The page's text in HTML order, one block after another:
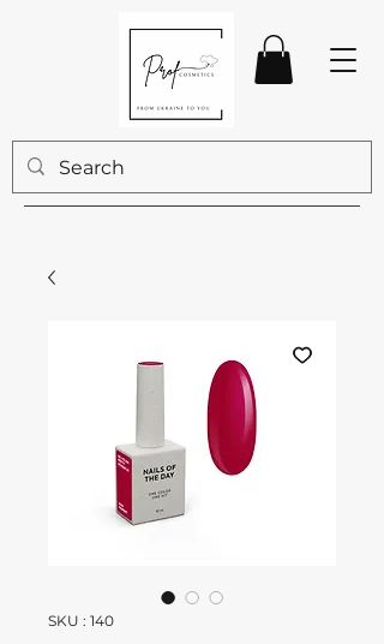
SKU : 140